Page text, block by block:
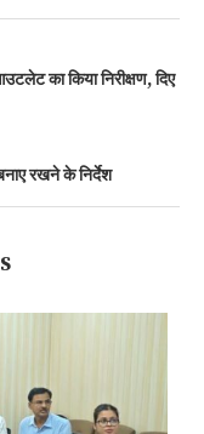
का किया निरीक्षण, दिए
रखने के निर्देश